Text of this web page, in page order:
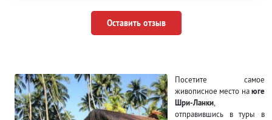
Оставить отзыв
Посетите самое
живописное место наюге
Шри-Ланки
отправившись в туры в